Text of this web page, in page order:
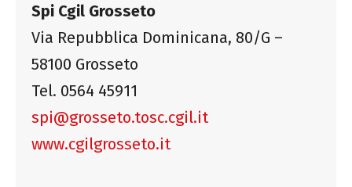
Spi Cgil Grosseto
Via Repubblica Dominicana, 80/G –
58100 Grosseto
Tel. 0564 45911
spi@grosseto.tosc.cgil.it
www.cgilgrosseto.it